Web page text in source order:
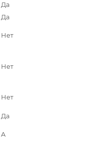
Да
Да
Нет
Нет
Нет
Да
A